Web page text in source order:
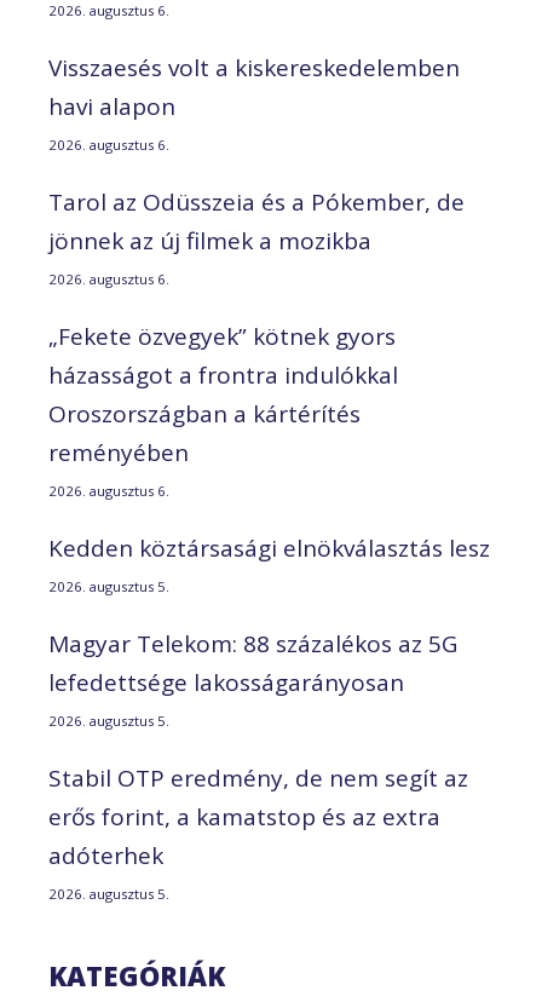
2026. augusztus 6.
Visszaesés volt a kiskereskedelemben
havi alapon
2026. augusztus 6.
Tarol az Odüsszeia és a Pókember, de
jönnek az új filmek a mozikba
2026. augusztus 6.
„Fekete özvegyek” kötnek gyors
házasságot a frontra indulókkal
Oroszországban a kártérítés
reményében
2026. augusztus 6.
Kedden köztársasági elnökválasztás lesz
2026. augusztus 5.
Magyar Telekom: 88 százalékos az 5G
lefedettsége lakosságarányosan
2026. augusztus 5.
Stabil OTP eredmény, de nem segít az
erős forint, a kamatstop és az extra
adóterhek
2026. augusztus 5.
KATEGÓRIÁK